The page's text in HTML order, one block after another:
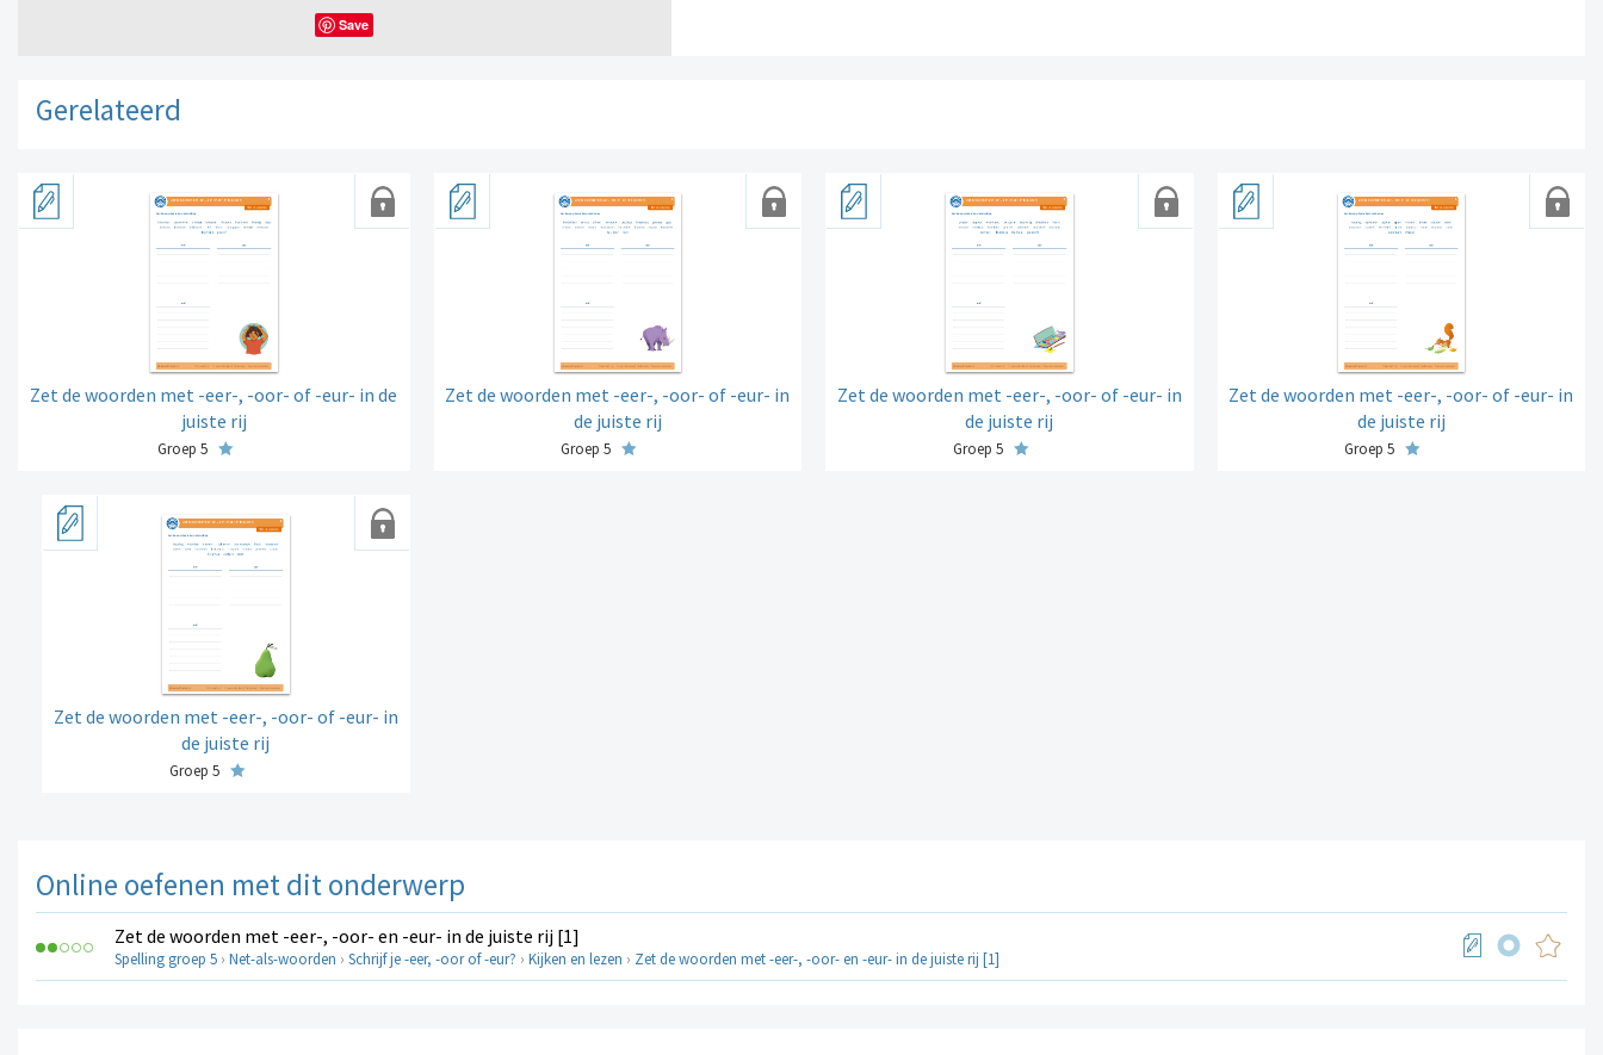
Save
Gerelateerd
Zet de woorden met -eer-, -oor- of -eur- in de
juiste rij
Groep 5
Zet de woorden met -eer-, -oor- of -eur- in
de juiste rij
Groep 5
Zet de woorden met -eer-, -oor- of -eur- in
de juiste rij
Groep 5
Zet de woorden met -eer-, -oor- of -eur- in
de juiste rij
Groep 5
Zet de woorden met -eer-, -oor- of -eur- in
de juiste rij
Groep 5
Online oefenen met dit onderwerp
Zet de woorden met -eer-, -oor- en -eur- in de juiste rij [1]
Spelling groep 5 › Net-als-woorden › Schrijf je -eer, -oor of -eur? › Kijken en lezen › Zet de woorden met -eer-, -oor- en -eur- in de juiste rij [1]